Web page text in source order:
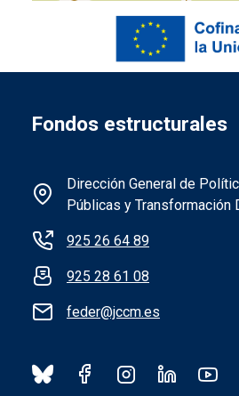
Fondos estructurales
Información de
Dirección General de
Públicas y Transformación
925 26 64 89
925 28 61 08
feder@jccm.es
Redes sociales